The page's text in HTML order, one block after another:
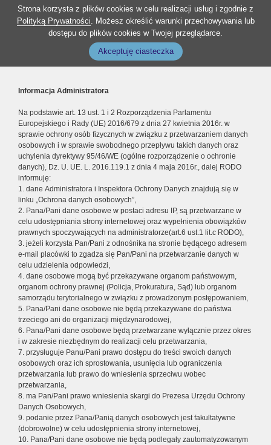
Strona korzysta z plików cookies w celu realizacji usług i zgodnie z
Polityką Prywatności. Możesz określić warunki przechowywania lub
dostępu do plików cookies w Twojej przeglądarce.
Akceptuję ciasteczka
Informacja Administratora
Na podstawie art. 13 ust. 1 i 2 Rozporządzenia Parlamentu
Europejskiego i Rady (UE) 2016/679 z dnia 27 kwietnia 2016r. w
sprawie ochrony osób fizycznych w związku z przetwarzaniem danych
osobowych i w sprawie swobodnego przepływu takich danych oraz
uchylenia dyrektywy 95/46/WE (ogólne rozporządzenie o ochronie
danych), Dz. U. UE. L. 2016.119.1 z dnia 4 maja 2016r., dalej RODO
informuję:
1. dane Administratora i Inspektora Ochrony Danych znajdują się w
linku „Ochrona danych osobowych”,
2. Pana/Pani dane osobowe w postaci adresu IP, są przetwarzane w
celu udostępniania strony internetowej oraz wypełnienia obowiązków
prawnych spoczywających na administratorze(art.6 ust.1 lit.c RODO),
3. jeżeli korzysta Pan/Pani z odnośnika na stronie będącego adresem
e-mail placówki to zgadza się Pan/Pani na przetwarzanie danych w
celu udzielenia odpowiedzi,
4. dane osobowe mogą być przekazywane organom państwowym,
organom ochrony prawnej (Policja, Prokuratura, Sąd) lub organom
samorządu terytorialnego w związku z prowadzonym postępowaniem,
5. Pana/Pani dane osobowe nie będą przekazywane do państwa
trzeciego ani do organizacji międzynarodowej,
6. Pana/Pani dane osobowe będą przetwarzane wyłącznie przez okres
i w zakresie niezbędnym do realizacji celu przetwarzania,
7. przysługuje Panu/Pani prawo dostępu do treści swoich danych
osobowych oraz ich sprostowania, usunięcia lub ograniczenia
przetwarzania lub prawo do wniesienia sprzeciwu wobec
przetwarzania,
8. ma Pan/Pani prawo wniesienia skargi do Prezesa Urzędu Ochrony
Danych Osobowych,
9. podanie przez Pana/Panią danych osobowych jest fakultatywne
(dobrowolne) w celu udostępnienia strony internetowej,
10. Pana/Pani dane osobowe nie będą podlegały zautomatyzowanym